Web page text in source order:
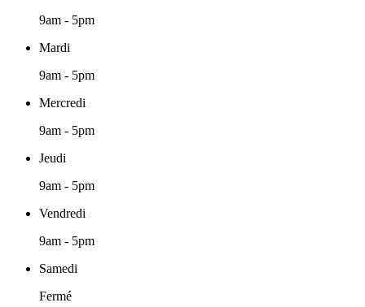
9am - 5pm
Mardi
9am - 5pm
Mercredi
9am - 5pm
Jeudi
9am - 5pm
Vendredi
9am - 5pm
Samedi
Fermé